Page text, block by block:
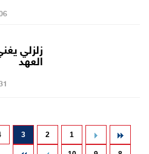
زلزلي
العهد
1
2
3